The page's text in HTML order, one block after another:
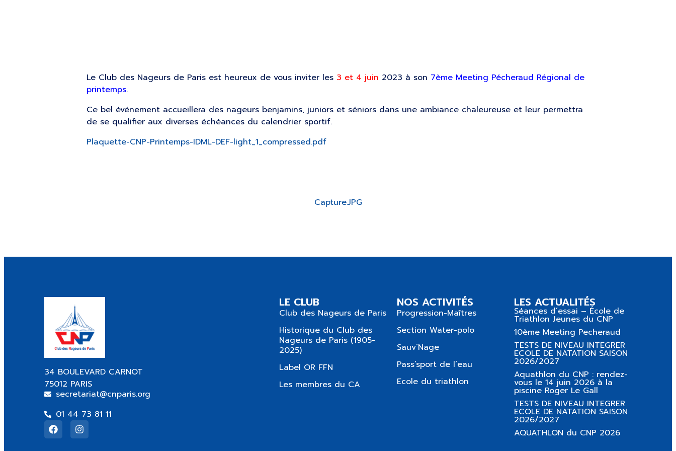
Le Club des Nageurs de Paris est heureux de vous inviter les 3 et 4 juin 2023 à son 7ème Meeting Pécheraud Régional de
printemps.
Ce bel événement accueillera des nageurs benjamins, juniors et séniors dans une ambiance chaleureuse et leur permettra
de se qualifier aux diverses échéances du calendrier sportif.
Plaquette-CNP-Printemps-IDML-DEF-light_1_compressed.pdf
Capture.JPG
34 BOULEVARD CARNOT
75012 PARIS
secretariat@cnparis.org
01 44 73 81 11
LE CLUB
Club des Nageurs de Paris
Historique du Club des
Nageurs de Paris (1905-
2025)
Label OR FFN
Les membres du CA
NOS ACTIVITÉS
Progression-Maîtres
Section Water-polo
Sauv’Nage
Pass’sport de l’eau
Ecole du triathlon
LES ACTUALITÉS
Séances d’essai – École de
Triathlon Jeunes du CNP
10ème Meeting Pecheraud
TESTS DE NIVEAU INTEGRER
ECOLE DE NATATION SAISON
2026/2027
Aquathlon du CNP : rendez-
vous le 14 juin 2026 à la
piscine Roger Le Gall
TESTS DE NIVEAU INTEGRER
ECOLE DE NATATION SAISON
2026/2027
AQUATHLON du CNP 2026